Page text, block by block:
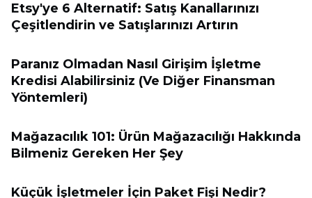
Etsy'ye 6 Alternatif: Satış Kanallarınızı
Çeşitlendirin ve Satışlarınızı Artırın
Paranız Olmadan Nasıl Girişim İşletme
Kredisi Alabilirsiniz (Ve Diğer Finansman
Yöntemleri)
Mağazacılık 101: Ürün Mağazacılığı Hakkında
Bilmeniz Gereken Her Şey
Küçük İşletmeler İçin Paket Fişi Nedir?